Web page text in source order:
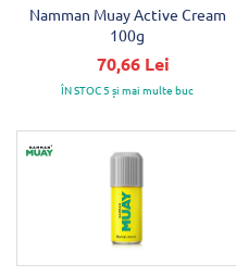
Namman Muay Active Cream
100g
70,66 Lei
ÎN STOC 5 și mai multe buc